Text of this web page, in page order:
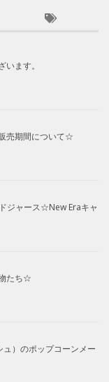
ます。
売期間について☆
ジャース☆New Eraキャ
たち☆
）のポップコーンメー